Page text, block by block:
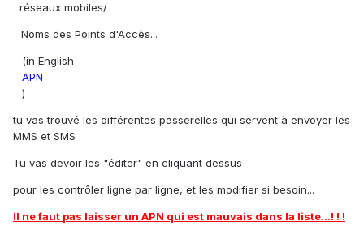
réseaux mobiles/
Noms des Points d'Accès...
(in English
APN
)
tu vas trouvé les différentes passerelles qui servent à envoyer les
MMS et SMS
Tu vas devoir les "éditer" en cliquant dessus
pour les contrôler ligne par ligne, et les modifier si besoin...
Il ne faut pas laisser un APN qui est mauvais dans la liste...! ! !